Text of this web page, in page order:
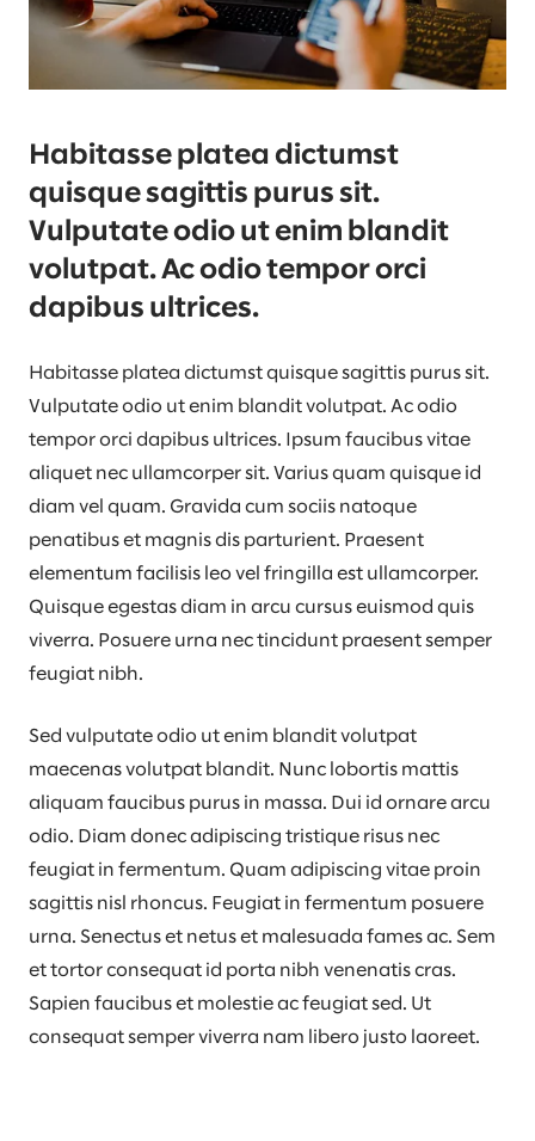
Habitasse platea dictumst
quisque sagittis purus sit.
Vulputate odio ut enim blandit
volutpat. Ac odio tempor orci
dapibus ultrices.
Habitasse platea dictumst quisque sagittis purus sit.
Vulputate odio ut enim blandit volutpat. Ac odio
tempor orci dapibus ultrices. Ipsum faucibus vitae
aliquet nec ullamcorper sit. Varius quam quisque id
diam vel quam. Gravida cum sociis natoque
penatibus et magnis dis parturient. Praesent
elementum facilisis leo vel fringilla est ullamcorper.
Quisque egestas diam in arcu cursus euismod quis
viverra. Posuere urna nec tincidunt praesent semper
feugiat nibh.
Sed vulputate odio ut enim blandit volutpat
maecenas volutpat blandit. Nunc lobortis mattis
aliquam faucibus purus in massa. Dui id ornare arcu
odio. Diam donec adipiscing tristique risus nec
feugiat in fermentum. Quam adipiscing vitae proin
sagittis nisl rhoncus. Feugiat in fermentum posuere
urna. Senectus et netus et malesuada fames ac. Sem
et tortor consequat id porta nibh venenatis cras.
Sapien faucibus et molestie ac feugiat sed. Ut
consequat semper viverra nam libero justo laoreet.